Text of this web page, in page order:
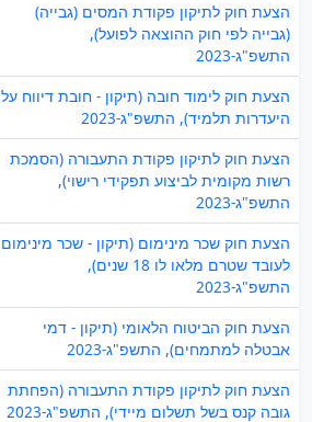
הצעת חוק לתיקון פקודת המסים (גבייה)
(גבייה לפי חוק ההוצאה לפועל),
התשפ"ג-2023
הצעת חוק לימוד חובה (תיקון - חובת דיווח על
היעדרות תלמיד), התשפ"ג-2023
הצעת חוק לתיקון פקודת התעבורה (הסמכת
רשות מקומית לביצוע תפקידי רישוי),
התשפ"ג-2023
הצעת חוק שכר מינימום (תיקון - שכר מינימום
לעובד שטרם מלאו לו 18 שנים),
התשפ"ג-2023
הצעת חוק הביטוח הלאומי (תיקון - דמי
אבטלה למתמחים), התשפ"ג-2023
הצעת חוק לתיקון פקודת התעבורה (הפחתת
גובה קנס בשל תשלום מיידי), התשפ"ג-2023